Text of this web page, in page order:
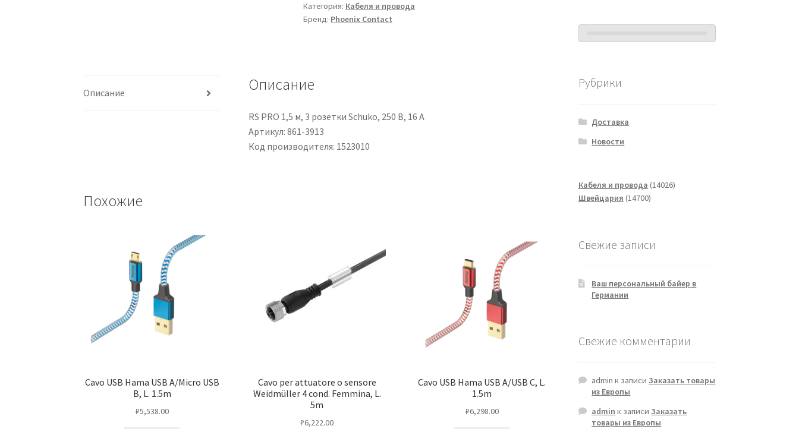
Contact
8
/
Femmina,
Ø
±
Категория: Кабеля и провода
Бренд: Phoenix Contact
Описание Описание
RS PRO 1,5 м, 3 розетки Schuko, 250 В, 16 А
Артикул: 861-3913
Код производителя: 1523010
Похожие
Cavo USB Hama USB A/Micro USB
B, L. 1.5m
₽5,538.00
Cavo per attuatore o sensore
Weidmüller 4 cond. Femmina, L.
5m
₽6,222.00
Cavo USB Hama USB A/USB C, L.
1.5m
₽6,298.00
Рубрики
Доставка
Новости
Кабеля и провода 1402614026
Швейцария 1470014700
Свежие записи
Ваш персональный байер в
Германии
Свежие комментарии
admin к записиЗаказать товары
из Европы
admin к записиЗаказать
товары из Европы